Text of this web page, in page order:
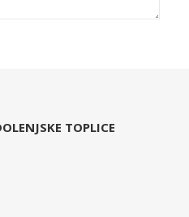
TOPLICE